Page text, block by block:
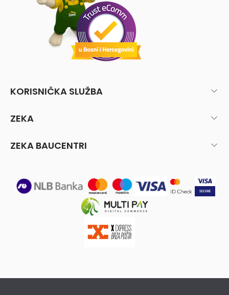
KORISNIČKA SLUŽBA
ZEKA
ZEKA BAUCENTRI